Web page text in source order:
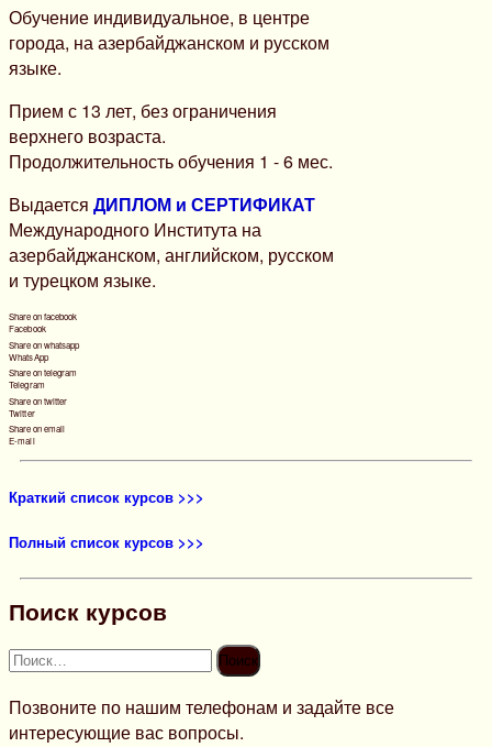
Обучение индивидуальное, в центре
города, на азербайджанском и русском
языке.
Прием с 13 лет, без ограничения
верхнего возраста.
Продолжительность обучения 1 - 6 мес.
Выдается ДИПЛОМ и СЕРТИФИКАТ
Международного Института на
азербайджанском, английском, русском
и турецком языке.
Share on facebook
Facebook
Share on whatsapp
WhatsApp
Share on telegram
Telegram
Share on twitter
Twitter
Share on email
E-mail
Краткий список курсов >>>
Полный список курсов >>>
Поиск курсов
Найти:
Позвоните по нашим телефонам и задайте все
интересующие вас вопросы.